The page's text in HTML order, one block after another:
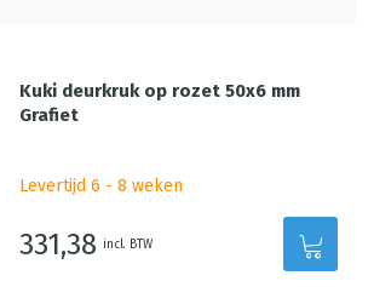
Kuki deurkruk op rozet 50x6 mm
Grafiet
Levertijd 6 - 8 weken
331,38 incl. BTW